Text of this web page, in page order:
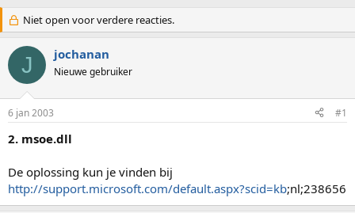
d
e
r
w
e
s
t
a
t
e
r
a
r
d
a
m
Niet open voor verdere reacties.
J jochanan
Nieuwe gebruiker
6 jan 2003 #1
2. msoe.dll
De oplossing kun je vinden bij
http://support.microsoft.com/default.aspx?scid=kb;nl;238656